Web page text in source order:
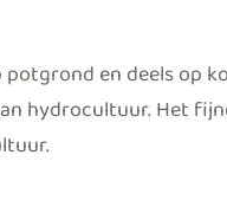
potgronden deels op
hydrocultuur. Het